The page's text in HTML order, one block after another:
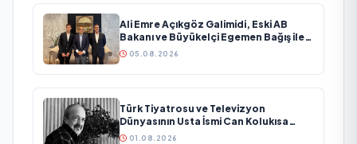
Ali Emre Açıkgöz Galimidi, Eski AB
Bakanı ve Büyükelçi Egemen Bağış ile
Bir Araya Geldi
05.08.2026
Türk Tiyatrosu ve Televizyon
Dünyasının Usta İsmi Can Kolukısa
Hayatını Kaybetti
01.08.2026